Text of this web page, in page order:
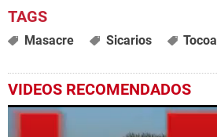
Masacre Sicarios Tocoa
VIDEOS RECOMENDADOS